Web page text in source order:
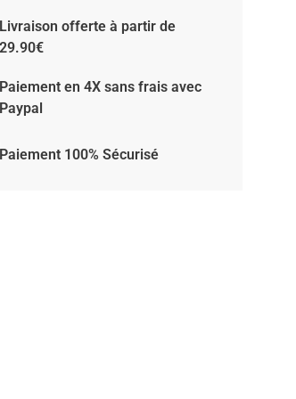
Livraison offerte à partir de
29.90€
en 4X sans frais avec
Paypal
Paiement 100% Sécurisé